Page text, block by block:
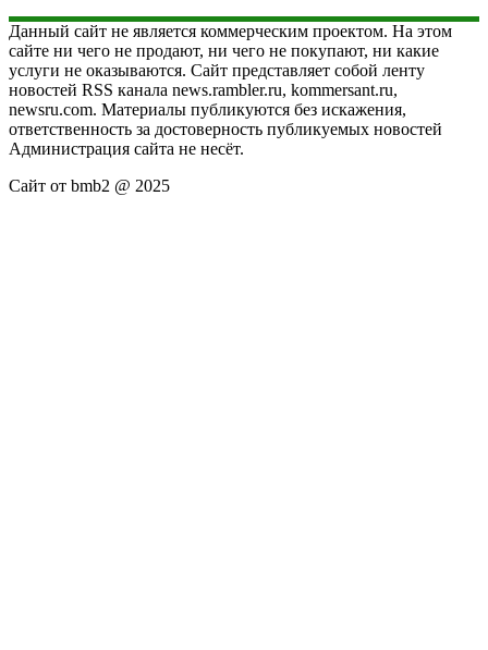
Данный сайт не является коммерческим проектом. На этом
сайте ни чего не продают, ни чего не покупают, ни какие
услуги не оказываются. Сайт представляет собой ленту
новостей RSS канала news.rambler.ru, kommersant.ru,
newsru.com. Материалы публикуются без искажения,
ответственность за достоверность публикуемых новостей
Администрация сайта не несёт.
Сайт от bmb2 @ 2025